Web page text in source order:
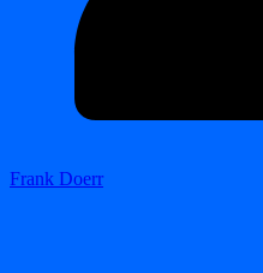
Frank Doerr